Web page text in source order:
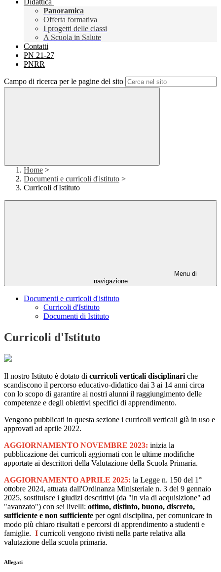
Didattica
Panoramica
Offerta formativa
I progetti delle classi
A Scuola in Salute
Contatti
PN 21-27
PNRR
Campo di ricerca per le pagine del sito
Home >
Documenti e curricoli d'istituto >
Curricoli d'Istituto
Menu di
navigazione
Documenti e curricoli d'istituto
Curricoli d'Istituto
Documenti di Istituto
Curricoli d'Istituto
Il nostro Istituto è dotato di curricoli verticali disciplinari che
scandiscono il percorso educativo-didattico dai 3 ai 14 anni circa
con lo scopo di garantire ai nostri alunni il raggiungimento delle
competenze e degli obiettivi specifici di apprendimento.
Vengono pubblicati in questa sezione i curricoli verticali già in uso e
approvati ad aprile 2022.
AGGIORNAMENTO NOVEMBRE 2023: inizia la
pubblicazione dei curricoli aggiornati con le ultime modifiche
apportate ai descrittori della Valutazione della Scuola Primaria.
AGGIORNAMENTO APRILE 2025: la Legge n. 150 del 1°
ottobre 2024, attuata dall'Ordinanza Ministeriale n. 3 del 9 gennaio
2025, sostituisce i giudizi descrittivi (da "in via di acquisizione" ad
"avanzato") con sei livelli: ottimo, distinto, buono, discreto,
sufficiente e non sufficiente per ogni disciplina, per comunicare in
modo più chiaro risultati e percorsi di apprendimento a studenti e
famiglie. I curricoli vengono rivisti nella parte relativa alla
valutazione della scuola primaria.
Allegati